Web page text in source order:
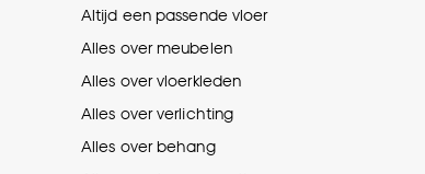
Altijd een passende vloer
Alles over meubelen
Alles over vloerkleden
Alles over verlichting
Alles over behang